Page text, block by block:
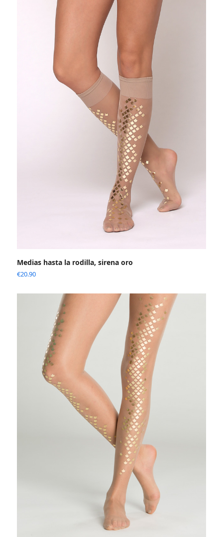
Medias hasta la rodilla, sirena oro
€20.90